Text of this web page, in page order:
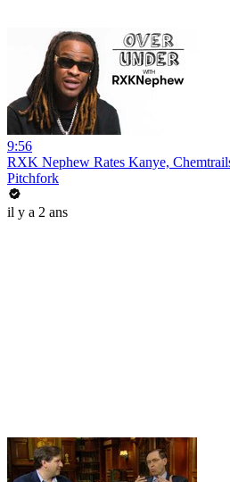
9:56
RXK Nephew Rates Kanye,
Pitchfork
il y a 2 ans